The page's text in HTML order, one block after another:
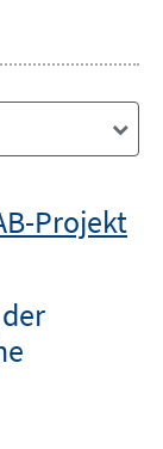
Projekt